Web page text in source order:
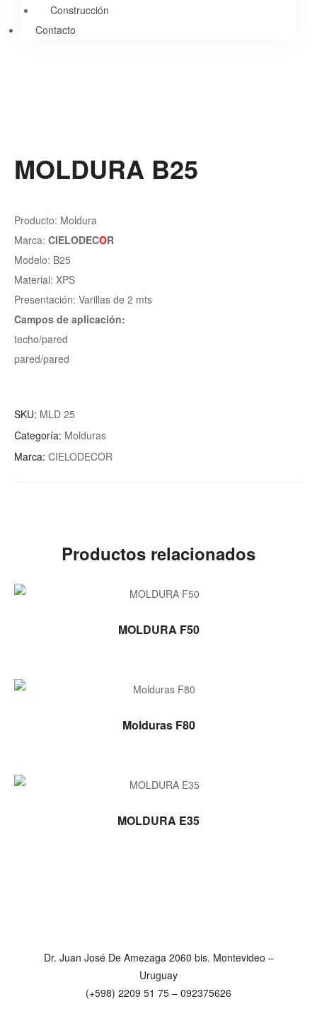
Construcción
Contacto
MOLDURA B25
Producto: Moldura
Marca: CIELODECOR
Modelo: B25
Material: XPS
Presentación: Varillas de 2 mts
Campos de aplicación:
techo/pared
pared/pared
SKU: MLD 25
Categoría: Molduras
Marca: CIELODECOR
Productos relacionados
LEER MÁS
MOLDURA F50
LEER MÁS
Molduras F80
LEER MÁS
MOLDURA E35
Dr. Juan José De Amezaga 2060 bis. Montevideo –
Uruguay
(+598) 2209 51 75 – 092375626